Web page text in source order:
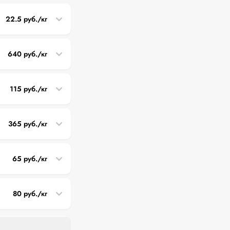
22.5 руб./кг
640 руб./кг
115 руб./кг
365 руб./кг
65 руб./кг
80 руб./кг